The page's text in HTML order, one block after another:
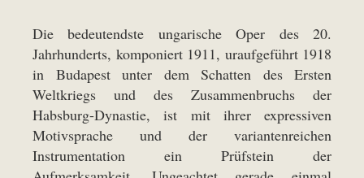
Die bedeutendste ungarische Oper des 20.
Jahrhunderts, komponiert 1911, uraufgeführt 1918
in Budapest unter dem Schatten des Ersten
Weltkriegs und des Zusammenbruchs der
Habsburg-Dynastie, ist mit ihrer expressiven
Motivsprache und der variantenreichen
Instrumentation ein Prüfstein der